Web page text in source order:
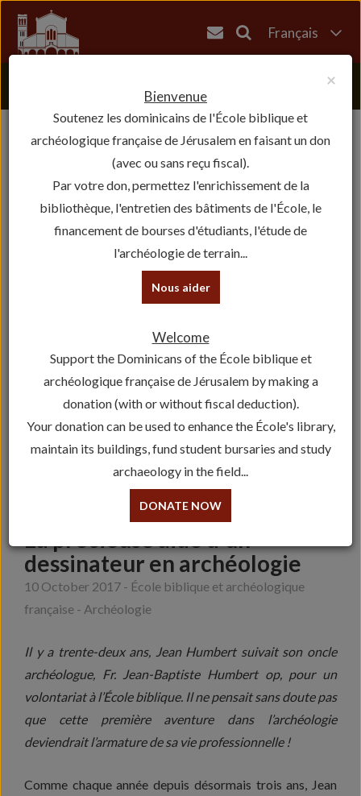
Français
עברית
dessinateur en archéologie
10 October 2017 - École biblique et archéologique
française - Archéologie
Il y a trente-deux ans, Jean Humbert suivait son oncle
archéologue, Fr. Jean-Baptiste Humbert op, pour un
volontariat à l’École biblique. Il ne pensait sans doute pas
que cette première aventure dans l’archéologie
deviendrait l’armature de sa vie professionnelle !
Comme chaque année depuis désormais trois ans, Jean
×
Bienvenue
Soutenez les dominicains de l'École biblique et
archéologique française de Jérusalem en faisant un don
(avec ou sans reçu fiscal).
Par votre don, permettez l'enrichissement de la
bibliothèque, l'entretien des bâtiments de l'École, le
financement de bourses d'étudiants, l'étude de
l'archéologie de terrain...
Nous aider
Welcome
Support the Dominicans of the École biblique et
archéologique française de Jérusalem by making a
donation (with or without fiscal deduction).
Your donation can be used to enhance the École's library,
maintain its buildings, fund student bursaries and study
archaeology in the field...
DONATE NOW